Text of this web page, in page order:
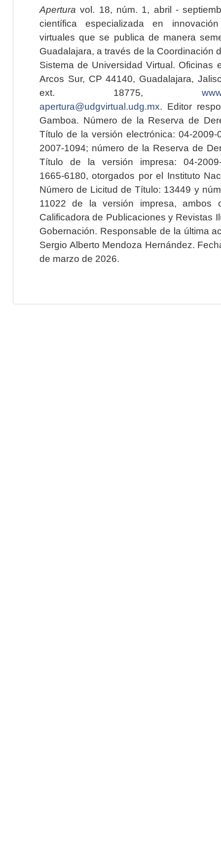
Apertura vol. 18, núm. 1, abril -
científica especializada en
virtuales que se publica de manera
Guadalajara, a través de la Coordinación
Sistema de Universidad Virtual. Oficinas
Arcos Sur, CP 44140, Guadalajara,
ext. 18775,
apertura@udgvirtual.udg.mx. Editor
Gamboa. Número de la Reserva de
Título de la versión electrónica: 04-2009-
2007-1094; número de la Reserva de
Título de la versión impresa: 04-2009-
1665-6180, otorgados por el Instituto
Número de Licitud de Título: 13449 y
11022 de la versión impresa, ambos
Calificadora de Publicaciones y Revistas
Gobernación. Responsable de la última
Sergio Alberto Mendoza Hernández.
de marzo de 2026.